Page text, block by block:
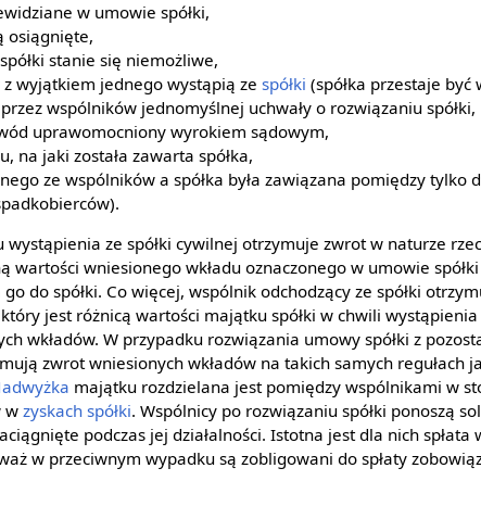
w umowie spółki,
osiągnięte,
stanie się niemożliwe,
z wyjątkiem jednego wystąpią ze spółki (spółka przestaje być
wspólników jednomyślnej uchwały o rozwiązaniu spółki,
uprawomocniony wyrokiem sądowym,
na jaki została zawarta spółka,
ze wspólników a spółka była zawiązana pomiędzy tylko
ze spółki cywilnej otrzymuje zwrot w naturze
wartości wniesionego wkładu oznaczonego w umowie
do spółki. Co więcej, wspólnik odchodzący ze spółki
jest różnicą wartości majątku spółki w chwili
wkładów. W przypadku rozwiązania umowy spółki z
zwrot wniesionych wkładów na takich samych regułach
majątku rozdzielana jest pomiędzy wspólnikami w
wzyskach spółki. Wspólnicy po rozwiązaniu spółki ponoszą
podczas jej działalności. Istotna jest dla nich spłata
w przeciwnym wypadku są zobligowani do spłaty